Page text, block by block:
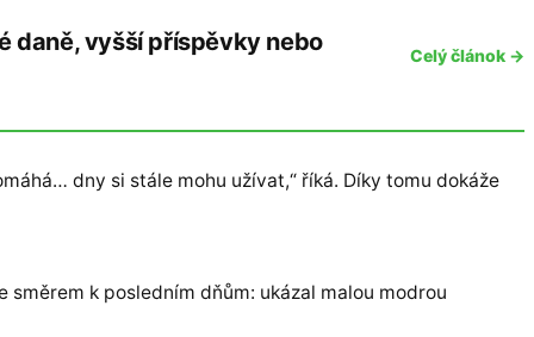
daně, vyšší příspěvky nebo
Celý článok →
dny si stále mohu užívat,“ říká. Díky tomu dokáže
k posledním dňům: ukázal malou modrou